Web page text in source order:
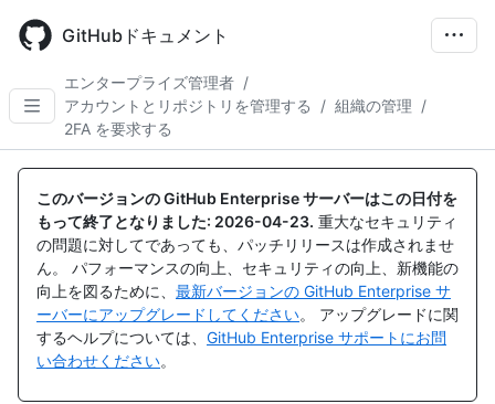
main
GitHubドキュメント
エンタープライズ管理者 /
アカウントとリポジトリを管理する
/ 組織の管理 /
2FA を要求する
このバージョンの GitHub Enterprise サーバーはこの日付を
もって終了となりました: 2026-04-23. 重大なセキュリティ
の問題に対してであっても、パッチリリースは作成されませ
ん。 パフォーマンスの向上、セキュリティの向上、新機能の
向上を図るために、 最新バージョンの GitHub Enterprise サ
ーバーにアップグレードしてください。 アップグレードに関
するヘルプについては、 GitHub Enterprise サポートにお問
い合わせください。